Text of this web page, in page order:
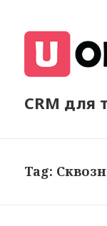
CRM для
Tag: